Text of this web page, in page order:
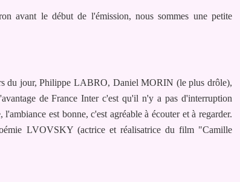
avant le début de l'émission, nous sommes une petite
du jour, Philippe LABRO, Daniel MORIN (le plus drôle),
de France Inter c'est qu'il n'y a pas d'interruption
est bonne, c'est agréable à écouter et à regarder.
LVOVSKY (actrice et réalisatrice du film "Camille